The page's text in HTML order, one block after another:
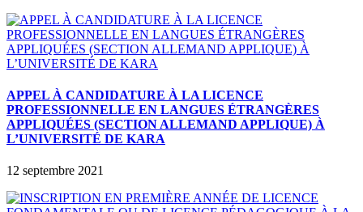
APPEL À CANDIDATURE À LA LICENCE
PROFESSIONNELLE EN LANGUES ÉTRANGÈRES
APPLIQUÉES (SECTION ALLEMAND APPLIQUE) À
L’UNIVERSITÉ DE KARA
12 septembre 2021